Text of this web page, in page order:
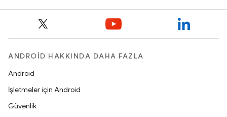
ANDROID HAKKINDA DAHA FAZLA
Android
İşletmeler için Android
Güvenlik